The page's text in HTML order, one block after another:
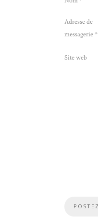
Adresse de
messagerie*
Site web